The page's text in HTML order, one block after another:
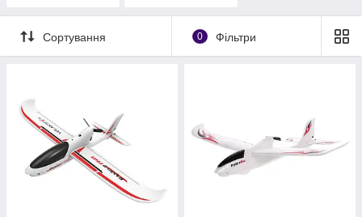
Сортування 0 Фільтри